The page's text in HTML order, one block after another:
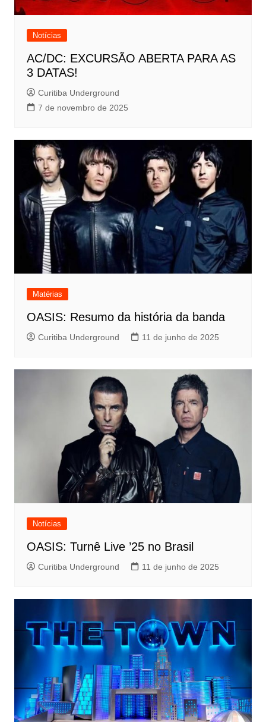
Notícias
AC/DC: EXCURSÃO ABERTA PARA AS
3 DATAS!
Curitiba Underground
7 de novembro de 2025
Matérias
OASIS: Resumo da história da banda
Curitiba Underground 11 de junho de 2025
Notícias
OASIS: Turnê Live ’25 no Brasil
Curitiba Underground 11 de junho de 2025